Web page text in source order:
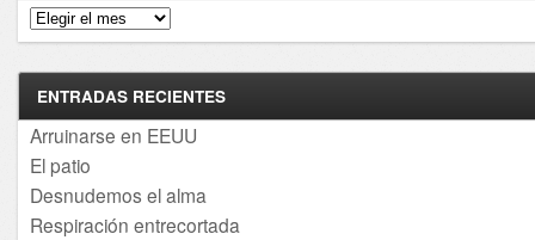
Archivos
ENTRADAS RECIENTES
Arruinarse en EEUU
El patio
Desnudemos el alma
Respiración entrecortada